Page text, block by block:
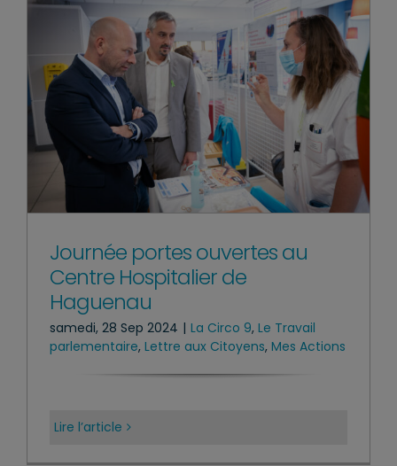
Journée portes ouvertes au
Centre Hospitalier de
Haguenau
samedi, 28 Sep 2024 | La Circo 9, Le Travail
parlementaire, Lettre aux Citoyens, Mes Actions
Lire l’article